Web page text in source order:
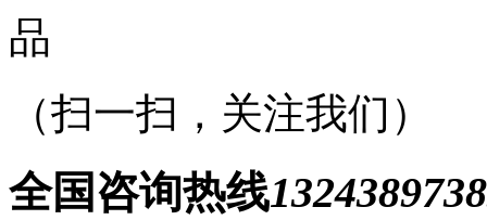
（扫一扫，关注我们）
全国咨询热线